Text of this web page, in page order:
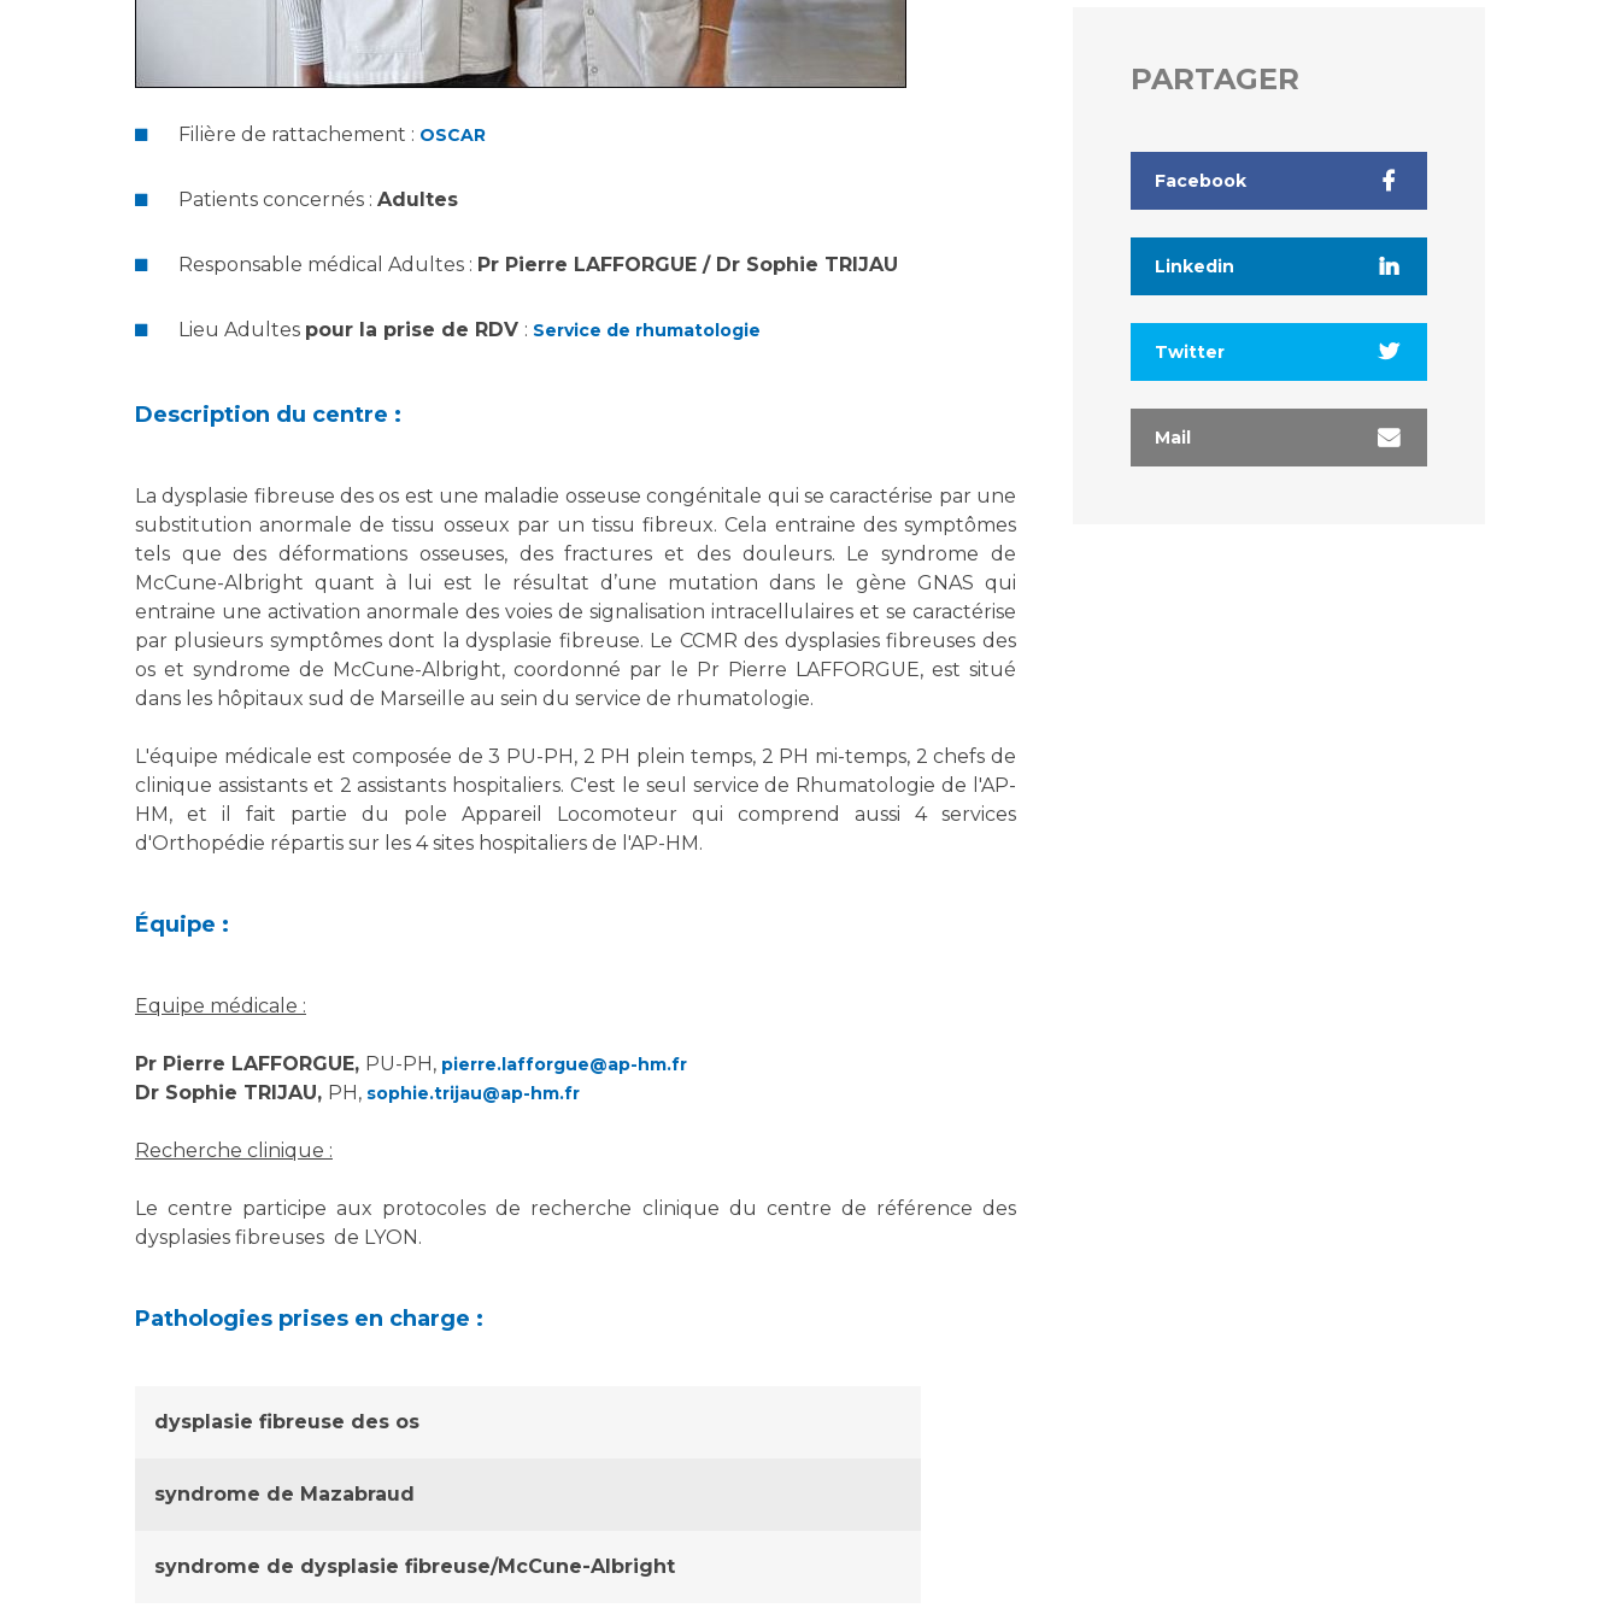
Filière de rattachement : OSCAR
Patients concernés : Adultes
Responsable médical Adultes : Pr Pierre LAFFORGUE / Dr Sophie TRIJAU
Lieu Adultes pour la prise de RDV : Service de rhumatologie
Description du centre :
La dysplasie fibreuse des os est une maladie osseuse congénitale qui se caractérise par une
substitution anormale de tissu osseux par un tissu fibreux. Cela entraine des symptômes
tels que des déformations osseuses, des fractures et des douleurs. Le syndrome de
McCune-Albright quant à lui est le résultat d’une mutation dans le gène GNAS qui
entraine une activation anormale des voies de signalisation intracellulaires et se caractérise
par plusieurs symptômes dont la dysplasie fibreuse. Le CCMR des dysplasies fibreuses des
os et syndrome de McCune-Albright, coordonné par le Pr Pierre LAFFORGUE, est situé
dans les hôpitaux sud de Marseille au sein du service de rhumatologie.
L'équipe médicale est composée de 3 PU-PH, 2 PH plein temps, 2 PH mi-temps, 2 chefs de
clinique assistants et 2 assistants hospitaliers. C'est le seul service de Rhumatologie de l'AP-
HM, et il fait partie du pole Appareil Locomoteur qui comprend aussi 4 services
d'Orthopédie répartis sur les 4 sites hospitaliers de l'AP-HM.
Équipe :
Equipe médicale :
Pr Pierre LAFFORGUE, PU-PH, pierre.lafforgue@ap-hm.fr
Dr Sophie TRIJAU, PH, sophie.trijau@ap-hm.fr
Recherche clinique :
Le centre participe aux protocoles de recherche clinique du centre de référence des
dysplasies fibreuses de LYON.
Pathologies prises en charge :
dysplasie fibreuse des os
syndrome de Mazabraud
syndrome de dysplasie fibreuse/McCune-Albright
PARTAGER
Facebook
Linkedin
Twitter
Mail